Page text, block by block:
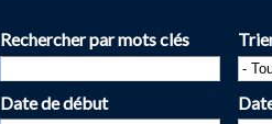
Rechercher par mots clés
Date de début